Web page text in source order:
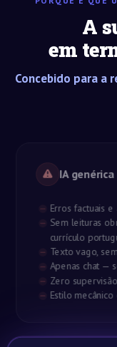
A
em
Concebido para a
IA genérica
Erros factuais e
Sem leituras
currículo
Texto vago,
Apenas chat —
Zero
Estilo